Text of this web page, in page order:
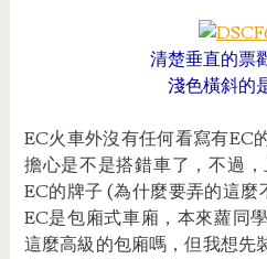
清楚垂直的票
淺色橫斜的
EC火車外沒有任何看寫有EC
擔心是不是搭錯車了，不過
EC的牌子 (為什麼要弄的這麼
EC是包廂式車廂，本來蘿同
這麼高級的包廂嗎，但我想先